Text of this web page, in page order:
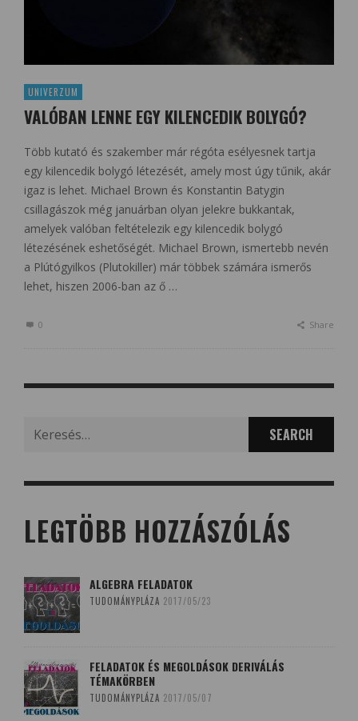
UNIVERZUM
VALÓBAN LENNE EGY KILENCEDIK BOLYGÓ?
Több kutató és szakember már régóta esélyesnek tartja
egy kilencedik bolygó létezését, amely most úgy tűnik, akár
igaz is lehet. Michael Brown és Konstantin Batygin
csillagászok még januárban olyan jelekre bukkantak,
amelyek valóban feltételezik egy kilencedik bolygó
létezésének eshetőségét. Michael Brown, ismertebb nevén
a Plútógyilkos (Plutokiller) már többek számára ismerős
lehet, hiszen 2006-ban az ő …
0 Share
for:
LEGTÖBB HOZZÁSZÓLÁS
ALGEBRA FELADATOK
TUDOMÁNYPLÁZA 2017/05/23
FELADATOK ÉS MEGOLDÁSOK DERIVÁLÁS
TÉMAKÖRBEN
TUDOMÁNYPLÁZA 2017/05/07